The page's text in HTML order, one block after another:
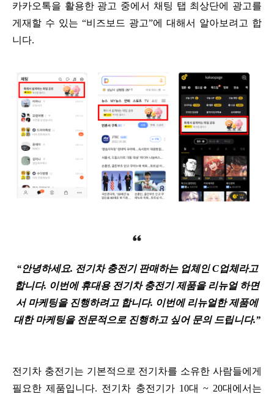
카카오톡을 활용한 광고 중에서 채팅 탭 최상단에 광고를
게재할 수 있는 “비즈보드 광고”에 대해서 알아보려고 합
니다.
“안녕하세요. 전기차 충전기 판매하는 업체인 C업체라고
합니다. 이번에 휴대용 전기차 충전기 제품을 리뉴얼 하면
서 마케팅을 진행하려고 합니다. 이번에 리뉴얼한 제품에
대한 마케팅을 전문적으로 진행하고 싶어 문의 드립니다.”
전기차 충전기는 기본적으로 전기차를 소유한 사람들에게
필요한 제품입니다. 전기차 충전기가 10대 ~ 20대에서는